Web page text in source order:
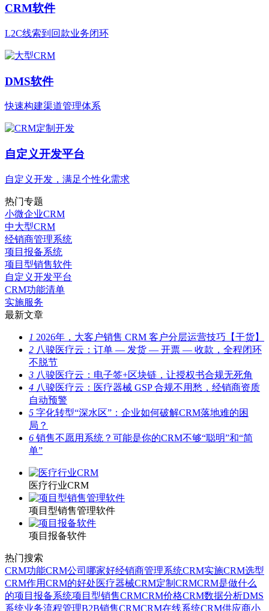
CRM软件
L2C线索到回款业务闭环
DMS软件
快速构建渠道管理体系
自定义开发平台
自定义开发，满足个性化需求
热门专题
小微企业CRM
中大型CRM
经销商管理系统
项目报备系统
项目型销售软件
自定义开发平台
CRM功能清单
实施服务
最新文章
1 2026年，大客户销售 CRM 客户分层运营技巧【干货】
2 八骏医疗云：订单 — 发货 — 开票 — 收款，全程闭环
不脱节
3 八骏医疗云：电子签+区块链，让授权书合规无死角
4 八骏医疗云：医疗器械 GSP 合规不用愁，经销商资质
自动预警
5 字化转型“深水区”：企业如何破解CRM落地难的困
局？
6 销售不愿用系统？可能是你的CRM不够“聪明”和“简
单”
医疗行业CRM
项目型销售管理软件
项目报备软件
热门搜索
CRM功能CRM公司哪家好经销商管理系统CRM实施CRM选型
CRM作用CRM的好处医疗器械CRM定制CRMCRM是做什么
的项目报备系统项目型销售CRMCRM价格CRM数据分析DMS
系统业务流程管理B2B销售CRMCRM在线系统CRM供应商小